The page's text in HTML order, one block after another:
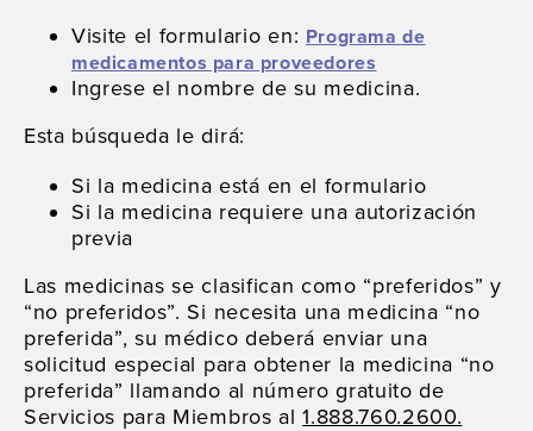
Visite el formulario en: Programa de
medicamentos para proveedores
Ingrese el nombre de su medicina.
Esta búsqueda le dirá:
Si la medicina está en el formulario
Si la medicina requiere una autorización
previa
Las medicinas se clasifican como “preferidos” y
“no preferidos”. Si necesita una medicina “no
preferida”, su médico deberá enviar una
solicitud especial para obtener la medicina “no
preferida” llamando al número gratuito de
Servicios para Miembros al1.888.760.2600.